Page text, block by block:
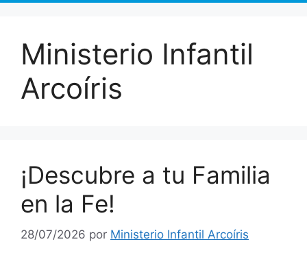
Ministerio Infantil
Arcoíris
¡Descubre a tu Familia
en la Fe!
28/07/2026 por Ministerio Infantil Arcoíris